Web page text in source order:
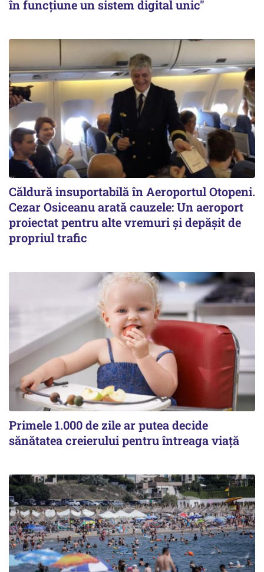
în funcțiune un sistem digital unic"
Căldură insuportabilă în Aeroportul Otopeni.
Cezar Osiceanu arată cauzele: Un aeroport
proiectat pentru alte vremuri și depășit de
propriul trafic
Primele 1.000 de zile ar putea decide
sănătatea creierului pentru întreaga viață